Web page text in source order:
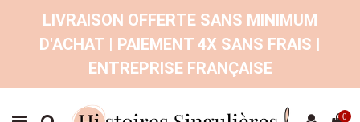
LIVRAISON OFFERTE SANS MINIMUM
D'ACHAT | PAIEMENT 4X SANS FRAIS |
ENTREPRISE FRANÇAISE
0